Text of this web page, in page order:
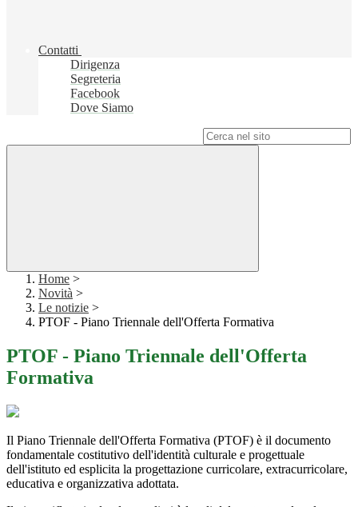
Contatti
Dirigenza
Segreteria
Facebook
Dove Siamo
Home >
Novità >
Le notizie >
PTOF - Piano Triennale dell'Offerta Formativa
PTOF - Piano Triennale dell'Offerta
Formativa
Il Piano Triennale dell'Offerta Formativa (PTOF) è il documento
fondamentale costitutivo dell'identità culturale e progettuale
dell'istituto ed esplicita la progettazione curricolare, extracurricolare,
educativa e organizzativa adottata.